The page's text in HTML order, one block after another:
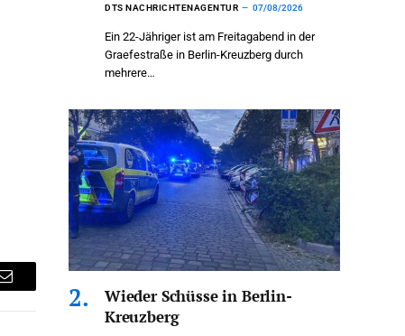
Email
DTS NACHRICHTENAGENTUR 07/08/2026
Ein 22-Jähriger ist am Freitagabend in der
Graefestraße in Berlin-Kreuzberg durch
mehrere…
Wieder Schüsse in Berlin-
Kreuzberg